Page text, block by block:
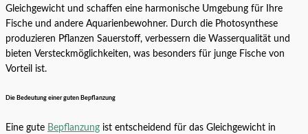
Gleichgewicht und schaffen eine harmonische Umgebung für Ihre
Fische und andere Aquarienbewohner. Durch die Photosynthese
produzieren Pflanzen Sauerstoff, verbessern die Wasserqualität und
bieten Versteckmöglichkeiten, was besonders für junge Fische von
Vorteil ist.
Die Bedeutung einer guten Bepflanzung
Eine gute Bepflanzung ist entscheidend für das Gleichgewicht in